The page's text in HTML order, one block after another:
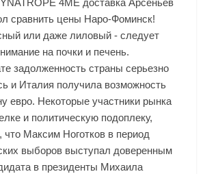
4ME доставка Арсеньев
сравнить цены Наро-Фоминск!
или даже лиловый - следует
на почки и печень.
задолженность страны серьезно
и Италия получила возможность
евро. Некоторые участники рынка
и политическую подоплеку,
что Максим Ноготков в период
выборов выступал доверенным
в президенты Михаила